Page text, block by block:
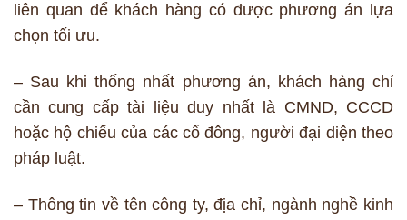
liên quan để khách hàng có được phương án lựa
chọn tối ưu.
– Sau khi thống nhất phương án, khách hàng chỉ
cần cung cấp tài liệu duy nhất là CMND, CCCD
hoặc hộ chiếu của các cổ đông, người đại diện theo
pháp luật.
– Thông tin về tên công ty, địa chỉ, ngành nghề kinh